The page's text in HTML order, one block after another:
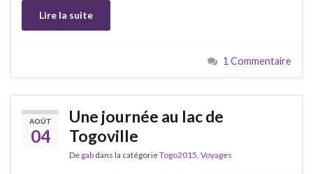
Lire la suite
1 Commentaire
AOÛT
04
Une journée au lac de
Togoville
De gab dans la catégorieTogo2015, Voyages